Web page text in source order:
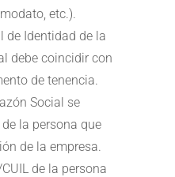
etc.).
de Identidad de la
debe coincidir con
de tenencia.
Social se
la persona que
de la empresa.
de la persona